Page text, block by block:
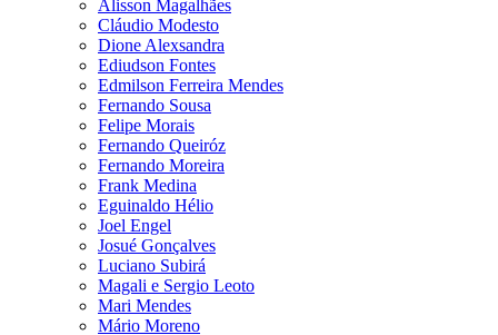
Alisson Magalhães
Cláudio Modesto
Dione Alexsandra
Ediudson Fontes
Edmilson Ferreira Mendes
Fernando Sousa
Felipe Morais
Fernando Queiróz
Fernando Moreira
Frank Medina
Eguinaldo Hélio
Joel Engel
Josué Gonçalves
Luciano Subirá
Magali e Sergio Leoto
Mari Mendes
Mário Moreno